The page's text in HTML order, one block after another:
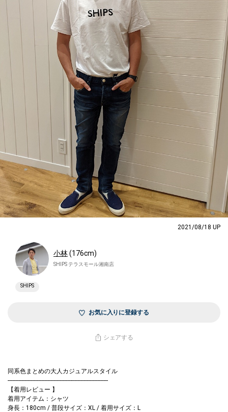
2021/08/18 UP
小林(176cm)
SHIPS テラスモール湘南店
SHIPS
お気に入りに登録する
シェアする
同系色まとめの大人カジュアルスタイル
------------------------------------------------------------------
【着用レビュー 】
着用アイテム：シャツ
身長：180cm / 普段サイズ：XL / 着用サイズ：L